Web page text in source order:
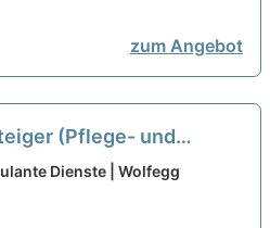
zum Angebot
(Pflege- und
(m/w/d) neu
Dienste | Wolfegg